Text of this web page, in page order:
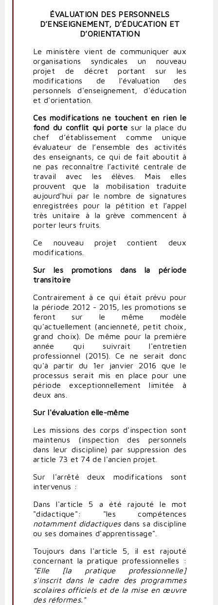
ÉVALUATION DES PERSONNELS
D’ENSEIGNEMENT, D’ÉDUCATION ET
D’ORIENTATION
Le ministère vient de communiquer aux
organisations syndicales un nouveau
projet de décret portant sur les
modifications de l'évaluation des
personnels d'enseignement, d'éducation
et d'orientation.
Ces modifications ne touchent en rien le
fond du conflit qui portesur la place du
chef d’établissement comme unique
évaluateur de l’ensemble des activités
des enseignants, ce qui de fait aboutit à
ne pas reconnaître l’activité centrale de
travail avec les élèves. Mais elles
prouvent que la mobilisation traduite
aujourd’hui par le nombre de signatures
enregistrées pour la pétition et l’appel
très unitaire à la grève commencent à
porter leurs fruits.
Ce nouveau projet contient deux
modifications.
Sur les promotions dans la période
transitoire
Contrairement à ce qui était prévu pour
la période 2012 - 2015, les promotions se
feront sur le même modèle
qu'actuellement (ancienneté, petit choix,
grand choix). De même pour la première
année qui suivrait l'entretien
professionnel (2015). Ce ne serait donc
qu'à partir du 1er janvier 2016 que le
processus serait mis en place pour une
période exceptionnellement limitée à
deux ans.
Sur l'évaluation elle-même
Les missions des corps d'inspection sont
maintenus (inspection des personnels
dans leur discipline) par suppression des
article 73 et 74 de l'ancien projet.
Sur l'arrêté deux modifications sont
intervenus :
Dans l'article 5 a été rajouté le mot
"didactique": "les compétences
notamment didactiquesdans sa discipline
ou ses domaines d'apprentissage".
Toujours dans l'article 5, il est rajouté
concernant la pratique professionnelles :
"Elle [la pratique professionnelle]
s'inscrit dans le cadre des programmes
scolaires officiels et de la mise en œuvre
des réformes."